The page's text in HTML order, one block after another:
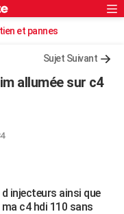
Rechercher
et pannes
Sujet Suivant
allumée sur c4
injecteurs ainsi que
c4 hdi 110 sans